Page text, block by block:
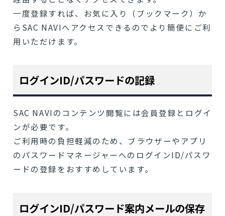
一度登録すれば、お気に入り（ブックマーク）か
らSAC NAVIへアクセスできるのでより簡便にご利
用いただけます。
ログインID/パスワードの記録
SAC NAVIのコンテンツ閲覧には会員登録とログイ
ンが必要です。
ご利用時の負担軽減のため、ブラウザーやアプリ
のパスワードマネージャーへのログインID/パスワ
ードの登録をおすすめしています。
ログインID/パスワード案内メールの保存